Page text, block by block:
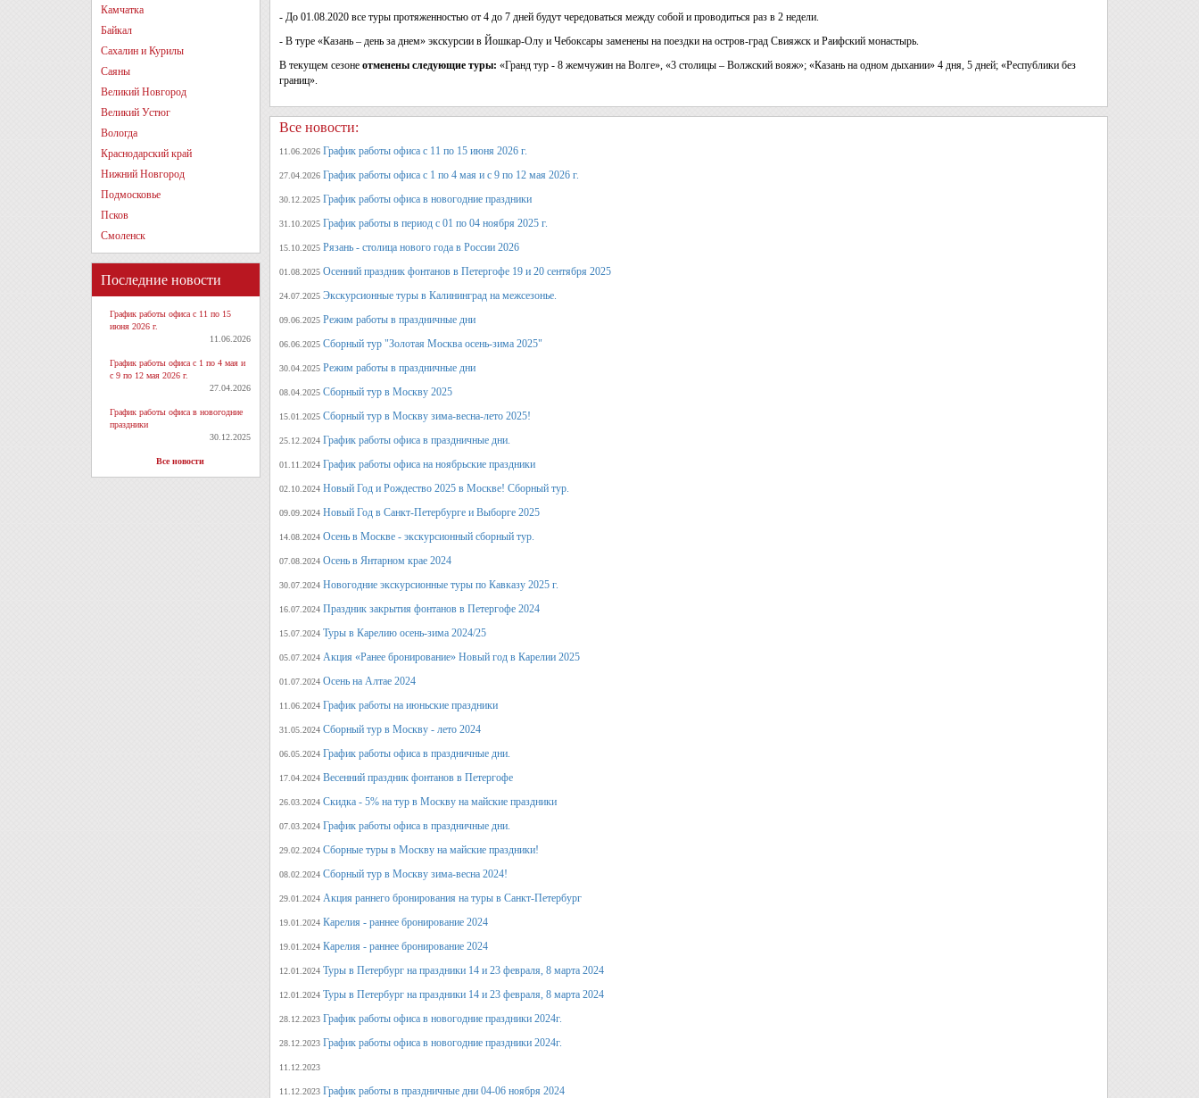
Камчатка
Байкал
Сахалин и Курилы
Саяны
Великий Новгород
Великий Устюг
Вологда
Краснодарский край
Нижний Новгород
Подмосковье
Псков
Смоленск
Последние новости
График работы офиса с 11 по 15
июня 2026 г.
11.06.2026
График работы офиса с 1 по 4 мая и
с 9 по 12 мая 2026 г.
27.04.2026
График работы офиса в новогодние
праздники
30.12.2025
Все новости
- До 01.08.2020 все туры протяженностью от 4 до 7 дней будут чередоваться между собой и проводиться раз в 2 недели.
- В туре «Казань – день за днем» экскурсии в Йошкар-Олу и Чебоксары заменены на поездки на остров-град Свияжск и Раифский монастырь.
В текущем сезоне отменены следующие туры: «Гранд тур - 8 жемчужин на Волге», «3 столицы – Волжский вояж»; «Казань на одном дыхании» 4 дня, 5 дней; «Республики без
границ».
Все новости:
11.06.2026 График работы офиса с 11 по 15 июня 2026 г.
27.04.2026 График работы офиса с 1 по 4 мая и с 9 по 12 мая 2026 г.
30.12.2025 График работы офиса в новогодние праздники
31.10.2025 График работы в период с 01 по 04 ноября 2025 г.
15.10.2025 Рязань - столица нового года в России 2026
01.08.2025 Осенний праздник фонтанов в Петергофе 19 и 20 сентября 2025
24.07.2025 Экскурсионные туры в Калининград на межсезонье.
09.06.2025 Режим работы в праздничные дни
06.06.2025 Сборный тур "Золотая Москва осень-зима 2025"
30.04.2025 Режим работы в праздничные дни
08.04.2025 Сборный тур в Москву 2025
15.01.2025 Сборный тур в Москву зима-весна-лето 2025!
25.12.2024 График работы офиса в праздничные дни.
01.11.2024 График работы офиса на ноябрьские праздники
02.10.2024 Новый Год и Рождество 2025 в Москве! Сборный тур.
09.09.2024 Новый Год в Санкт-Петербурге и Выборге 2025
14.08.2024 Осень в Москве - экскурсионный сборный тур.
07.08.2024 Осень в Янтарном крае 2024
30.07.2024 Новогодние экскурсионные туры по Кавказу 2025 г.
16.07.2024 Праздник закрытия фонтанов в Петергофе 2024
15.07.2024 Туры в Карелию осень-зима 2024/25
05.07.2024 Акция «Ранее бронирование» Новый год в Карелии 2025
01.07.2024 Осень на Алтае 2024
11.06.2024 График работы на июньские праздники
31.05.2024 Сборный тур в Москву - лето 2024
06.05.2024 График работы офиса в праздничные дни.
17.04.2024 Весенний праздник фонтанов в Петергофе
26.03.2024 Скидка - 5% на тур в Москву на майские праздники
07.03.2024 График работы офиса в праздничные дни.
29.02.2024 Сборные туры в Москву на майские праздники!
08.02.2024 Сборный тур в Москву зима-весна 2024!
29.01.2024 Акция раннего бронирования на туры в Санкт-Петербург
19.01.2024 Карелия - раннее бронирование 2024
19.01.2024 Карелия - раннее бронирование 2024
12.01.2024 Туры в Петербург на праздники 14 и 23 февраля, 8 марта 2024
12.01.2024 Туры в Петербург на праздники 14 и 23 февраля, 8 марта 2024
28.12.2023 График работы офиса в новогодние праздники 2024г.
28.12.2023 График работы офиса в новогодние праздники 2024г.
11.12.2023
11.12.2023 График работы в праздничные дни 04-06 ноября 2024